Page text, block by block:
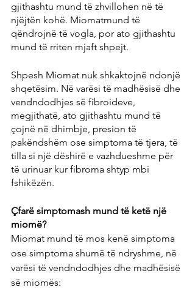
gjithashtu mund të zhvillohen në të
njëjtën kohë. Miomatmund të
qëndrojnë të vogla, por ato gjithashtu
mund të rriten mjaft shpejt.
Shpesh Miomat nuk shkaktojnë ndonjë
shqetësim. Në varësi të madhësisë dhe
vendndodhjes së fibroideve,
megjithatë, ato gjithashtu mund të
çojnë në dhimbje, presion të
pakëndshëm ose simptoma të tjera, të
tilla si një dëshirë e vazhdueshme për
të urinuar kur fibroma shtyp mbi
fshikëzën.
Çfarë simptomash mund të ketë një
miomë?
Miomat mund të mos kenë simptoma
ose simptoma shumë të ndryshme, në
varësi të vendndodhjes dhe madhësisë
së miomës: